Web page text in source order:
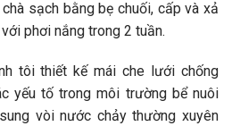
sạch bằng bẹ chuối, cấp và xả
phơi nắng trong 2 tuần.
tôi thiết kế mái che lưới chống
yếu tố trong môi trường bể nuôi
vòi nước chảy thường xuyên